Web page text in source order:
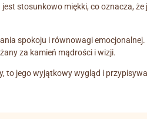
stosunkowo miękki, co oznacza,
spokoju i równowagi
za kamień mądrości i wizji.
to jego wyjątkowy wygląd i